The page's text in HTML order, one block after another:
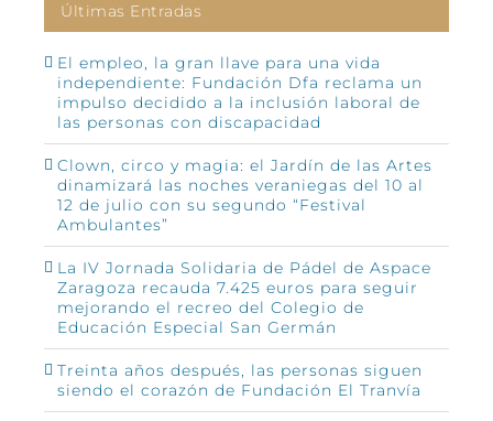
Últimas Entradas
El empleo, la gran llave para una vida
independiente: Fundación Dfa reclama un
impulso decidido a la inclusión laboral de
las personas con discapacidad
Clown, circo y magia: el Jardín de las Artes
dinamizará las noches veraniegas del 10 al
12 de julio con su segundo “Festival
Ambulantes”
La IV Jornada Solidaria de Pádel de Aspace
Zaragoza recauda 7.425 euros para seguir
mejorando el recreo del Colegio de
Educación Especial San Germán
Treinta años después, las personas siguen
siendo el corazón de Fundación El Tranvía